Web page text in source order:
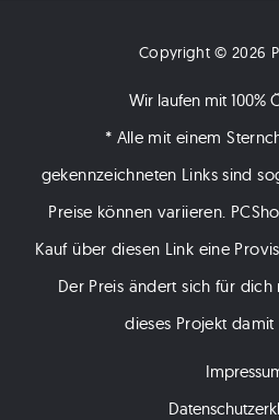
Copyright © 2026
Wir laufen mit 100%
* Alle mit einem
gekennzeichneten Links sind
Preise können variieren.
Kauf über diesen Link eine
Der Preis ändert sich für
dieses Projekt damit